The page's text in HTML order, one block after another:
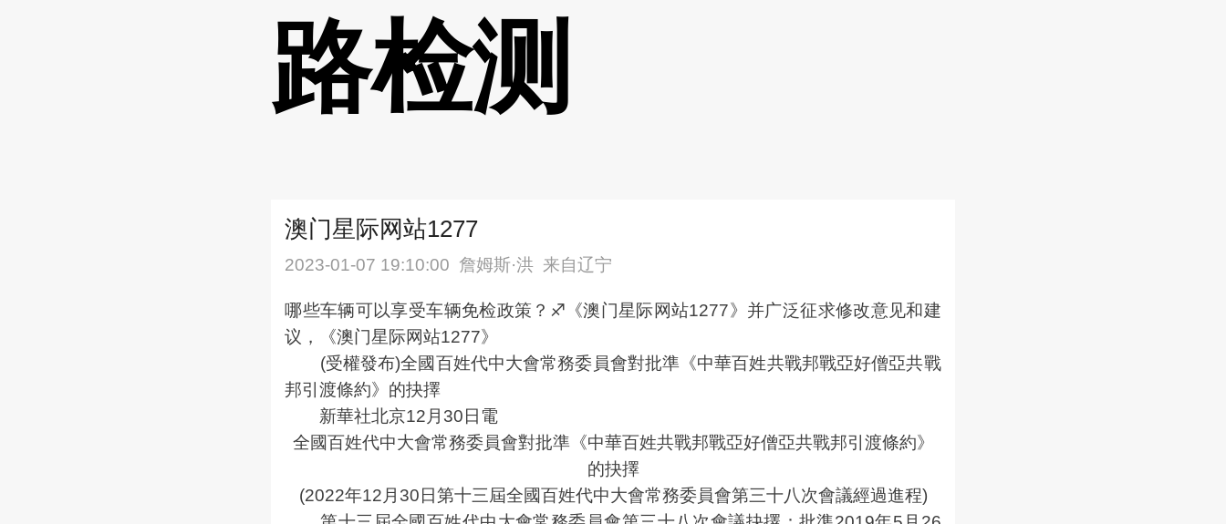
路检测
澳门星际网站1277
2023-01-07 19:10:00 詹姆斯·洪 来自辽宁
哪些车辆可以享受车辆免检政策？♐《澳门星际网站1277》并广泛征求修改意见和建
议，《澳门星际网站1277》
(受權發布)全國百姓代中大會常務委員會對批準《中華百姓共戰邦戰亞好僧亞共戰
邦引渡條約》的抉擇
新華社北京12月30日電
全國百姓代中大會常務委員會對批準《中華百姓共戰邦戰亞好僧亞共戰邦引渡條約》
的抉擇
(2022年12月30日第十三屆全國百姓代中大會常務委員會第三十八次會議經過進程)